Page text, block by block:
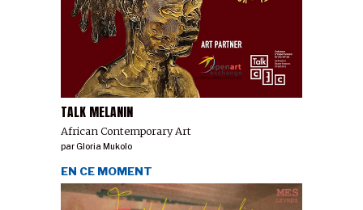
TALK MELANIN
African Contemporary Art
parGloria Mukolo
EN CE MOMENT